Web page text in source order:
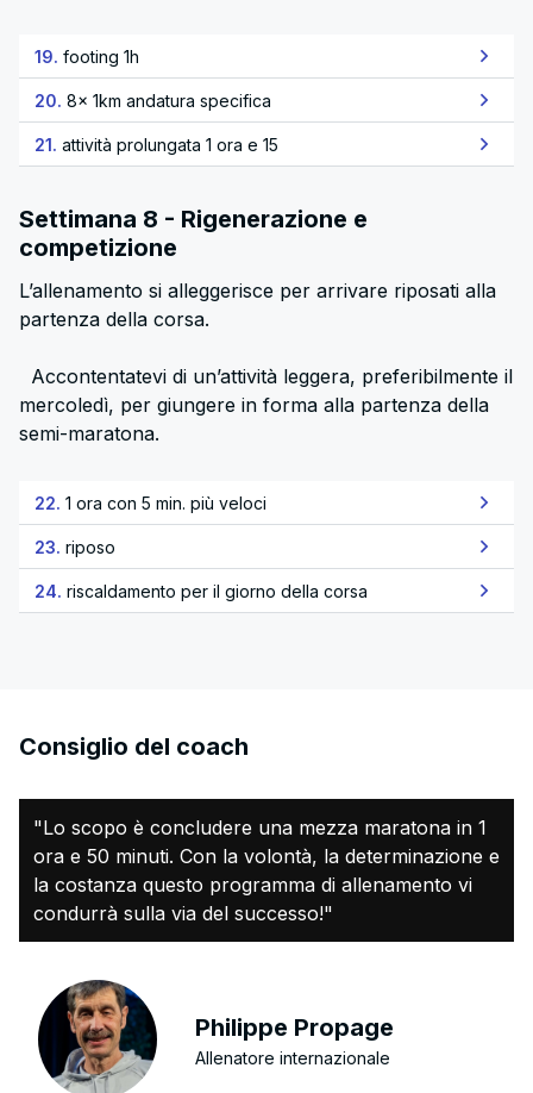
19. footing 1h
20. 8x 1km andatura specifica
21. attività prolungata 1 ora e 15
Settimana 8 - Rigenerazione e
competizione
L’allenamento si alleggerisce per arrivare riposati alla
partenza della corsa.
Accontentatevi di un’attività leggera, preferibilmente il
mercoledì, per giungere in forma alla partenza della
semi-maratona.
22. 1 ora con 5 min. più veloci
23. riposo
24. riscaldamento per il giorno della corsa
Consiglio del coach
"Lo scopo è concludere una mezza maratona in 1
ora e 50 minuti. Con la volontà, la determinazione e
la costanza questo programma di allenamento vi
condurrà sulla via del successo!"
Philippe Propage
Allenatore internazionale